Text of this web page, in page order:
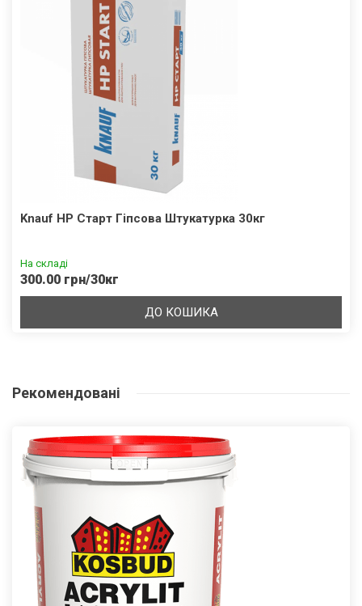
Knauf HP Старт Гіпсова Штукатурка 30кг
На складі
300.00 грн/30кг
ДО КОШИКА
Рекомендовані